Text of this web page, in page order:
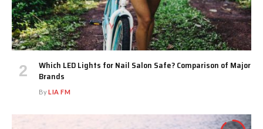
Which LED Lights for Nail Salon Safe? Comparison of Major
Brands
ByLIA FM